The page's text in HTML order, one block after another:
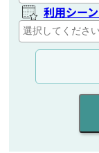
利用シー
通信距離
出力を選ぶ
同時通話